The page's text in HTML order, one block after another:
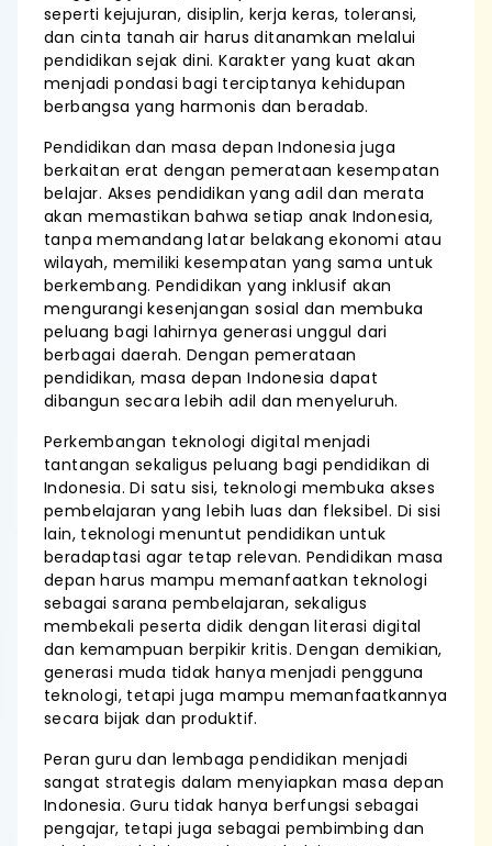
seperti kejujuran, disiplin, kerja keras, toleransi,
dan cinta tanah air harus ditanamkan melalui
pendidikan sejak dini. Karakter yang kuat akan
menjadi pondasi bagi terciptanya kehidupan
berbangsa yang harmonis dan beradab.
Pendidikan dan masa depan Indonesia juga
berkaitan erat dengan pemerataan kesempatan
belajar. Akses pendidikan yang adil dan merata
akan memastikan bahwa setiap anak Indonesia,
tanpa memandang latar belakang ekonomi atau
wilayah, memiliki kesempatan yang sama untuk
berkembang. Pendidikan yang inklusif akan
mengurangi kesenjangan sosial dan membuka
peluang bagi lahirnya generasi unggul dari
berbagai daerah. Dengan pemerataan
pendidikan, masa depan Indonesia dapat
dibangun secara lebih adil dan menyeluruh.
Perkembangan teknologi digital menjadi
tantangan sekaligus peluang bagi pendidikan di
Indonesia. Di satu sisi, teknologi membuka akses
pembelajaran yang lebih luas dan fleksibel. Di sisi
lain, teknologi menuntut pendidikan untuk
beradaptasi agar tetap relevan. Pendidikan masa
depan harus mampu memanfaatkan teknologi
sebagai sarana pembelajaran, sekaligus
membekali peserta didik dengan literasi digital
dan kemampuan berpikir kritis. Dengan demikian,
generasi muda tidak hanya menjadi pengguna
teknologi, tetapi juga mampu memanfaatkannya
secara bijak dan produktif.
Peran guru dan lembaga pendidikan menjadi
sangat strategis dalam menyiapkan masa depan
Indonesia. Guru tidak hanya berfungsi sebagai
pengajar, tetapi juga sebagai pembimbing dan